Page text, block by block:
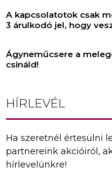
A kapcsolatotok csak
3 árulkodó jel, hogy
Ágyneműcsere a
csináld!
HÍRLEVÉL
Ha szeretnél értesülni
partnereink akcióiról,
hírlevelünkre!